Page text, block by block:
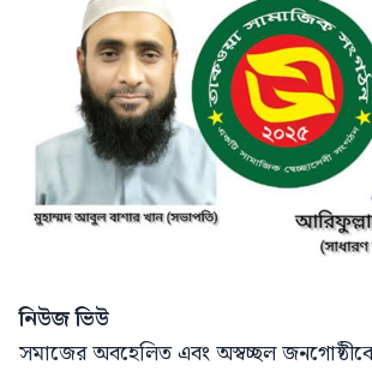
নিউজ ভিউ
সমাজের অবহেলিত এবং অস্বচ্ছল